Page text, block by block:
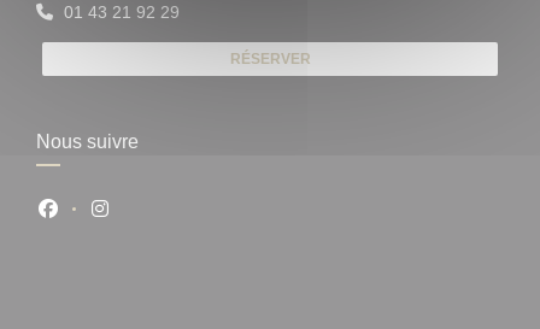
01 43 21 92 29
RÉSERVER
Nous suivre
Facebook ((ouvre une nouvelle fenêtre))
Instagram ((ouvre une nouvelle fenêtre))